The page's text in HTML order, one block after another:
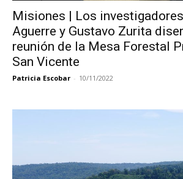
Misiones | Los
Aguerre y Gustavo Zurita
reunión de la Mesa Forestal
San Vicente
Patricia Escobar - 10/11/2022